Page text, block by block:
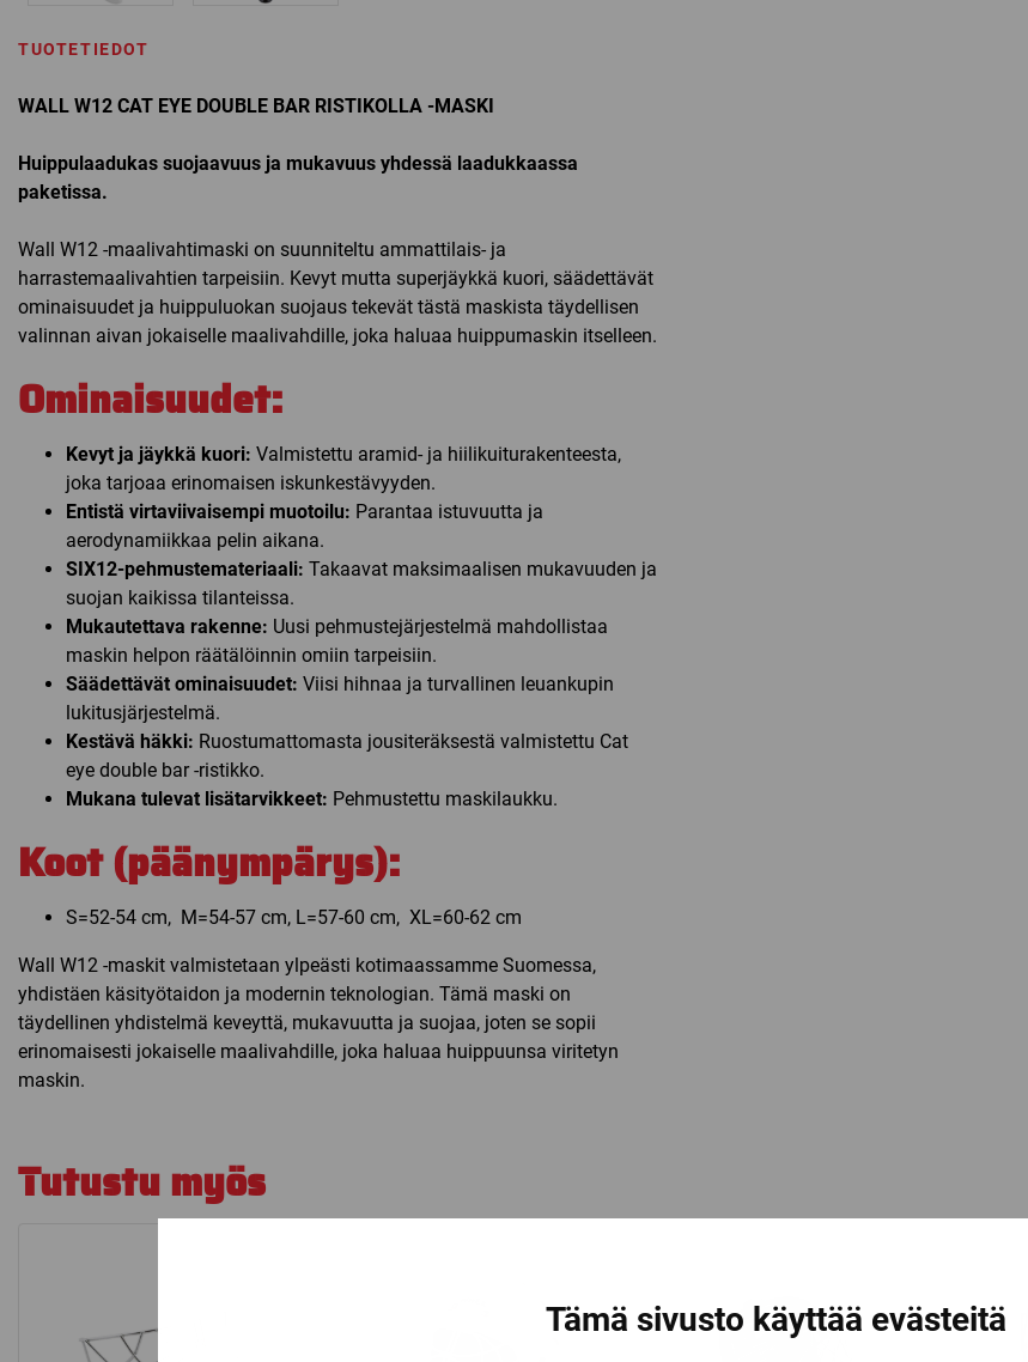
Tämä sivusto käyttää evästeitä
TUOTETIEDOT
WALL W12 CAT EYE DOUBLE BAR RISTIKOLLA -MASKI
Huippulaadukas suojaavuus ja mukavuus yhdessä laadukkaassa
paketissa.
Wall W12 -maalivahtimaski on suunniteltu ammattilais- ja
harrastemaalivahtien tarpeisiin. Kevyt mutta superjäykkä kuori, säädettävät
ominaisuudet ja huippuluokan suojaus tekevät tästä maskista täydellisen
valinnan aivan jokaiselle maalivahdille, joka haluaa huippumaskin itselleen.
Ominaisuudet:
Kevyt ja jäykkä kuori: Valmistettu aramid- ja hiilikuiturakenteesta,
joka tarjoaa erinomaisen iskunkestävyyden.
Entistä virtaviivaisempi muotoilu: Parantaa istuvuutta ja
aerodynamiikkaa pelin aikana.
SIX12-pehmustemateriaali: Takaavat maksimaalisen mukavuuden ja
suojan kaikissa tilanteissa.
Mukautettava rakenne: Uusi pehmustejärjestelmä mahdollistaa
maskin helpon räätälöinnin omiin tarpeisiin.
Säädettävät ominaisuudet: Viisi hihnaa ja turvallinen leuankupin
lukitusjärjestelmä.
Kestävä häkki: Ruostumattomasta jousiteräksestä valmistettu Cat
eye double bar -ristikko.
Mukana tulevat lisätarvikkeet: Pehmustettu maskilaukku.
Koot (päänympärys):
S=52-54 cm, M=54-57 cm, L=57-60 cm, XL=60-62 cm
Wall W12 -maskit valmistetaan ylpeästi kotimaassamme Suomessa,
yhdistäen käsityötaidon ja modernin teknologian. Tämä maski on
täydellinen yhdistelmä keveyttä, mukavuutta ja suojaa, joten se sopii
erinomaisesti jokaiselle maalivahdille, joka haluaa huippuunsa viritetyn
maskin.
Tutustu myös